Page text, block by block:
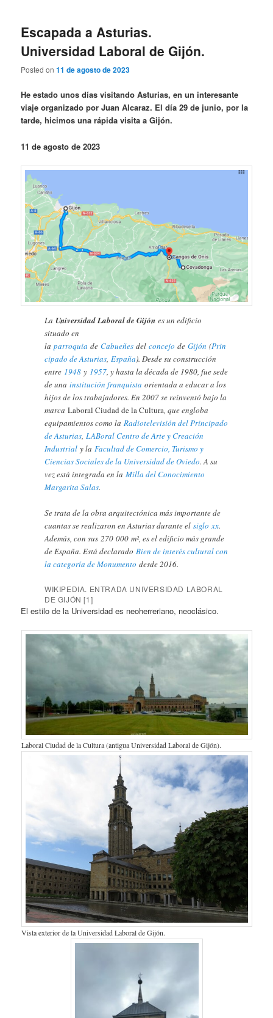
Escapada a Asturias.
Universidad Laboral de Gijón.
Posted on11 de agosto de 2023
He estado unos días visitando Asturias, en un interesante
viaje organizado por Juan Alcaraz. El día 29 de junio, por la
tarde, hicimos una rápida visita a Gijón.
11 de agosto de 2023
La Universidad Laboral de Gijón es un edificio
situado en
laparroquia deCabueñes delconcejo deGijón (Prin
cipado de Asturias España). Desde su construcción
entre 1948 y 1957 , y hasta la década de 1980, fue sede
de unainstitución franquista orientada a educar a los
hijos de los trabajadores. En 2007 se reinventó bajo la
marcaLaboral Ciudad de la Cultura , que engloba
equipamientos como la Radiotelevisión del Principado
de Asturias LABoral Centro de Arte y Creación
Industrial y la Facultad de Comercio, Turismo y
Ciencias Sociales de la Universidad de Oviedo.​ A su
vez está integrada en laMilla del Conocimiento
Margarita Salas.​
Se trata de la obra arquitectónica más importante de
cuantas se realizaron en Asturias durante elsiglo xx.
Además, con sus 270 000 m², es el edificio más grande
de España.​ Está declaradoBien de interés cultural con
la categoría de Monumento desde 2016.​
WIKIPEDIA. ENTRADA UNIVERSIDAD LABORAL
DE GIJÓN [1]
El estilo de la Universidad es neoherreriano, neoclásico.
Laboral Ciudad de la Cultura (antigua Universidad Laboral de Gijón).
Vista exterior de la Universidad Laboral de Gijón.